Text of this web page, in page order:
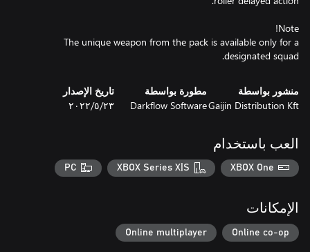
The unique weapon from the pack is available only for a
designated squad.
منشور بواسطة
Gaijin Distribution Kft
مطورة بواسطة
Darkflow Software
تاريخ الإصدار
٢٣‏/٥‏/٢٠٢٢
العب باستخدام
XBOX One
XBOX Series X|S
PC
الإمكانات
Online co-op
Online multiplayer